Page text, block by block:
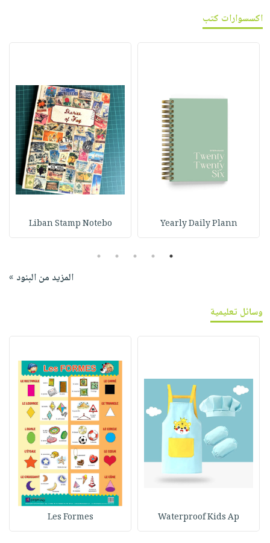
اكسسوارات كتب
Yearly Daily Plann
Liban Stamp Notebo
1
2
3
4
5
المزيد من البنود »
وسائل تعليمية
Waterproof Kids Ap
Les Formes